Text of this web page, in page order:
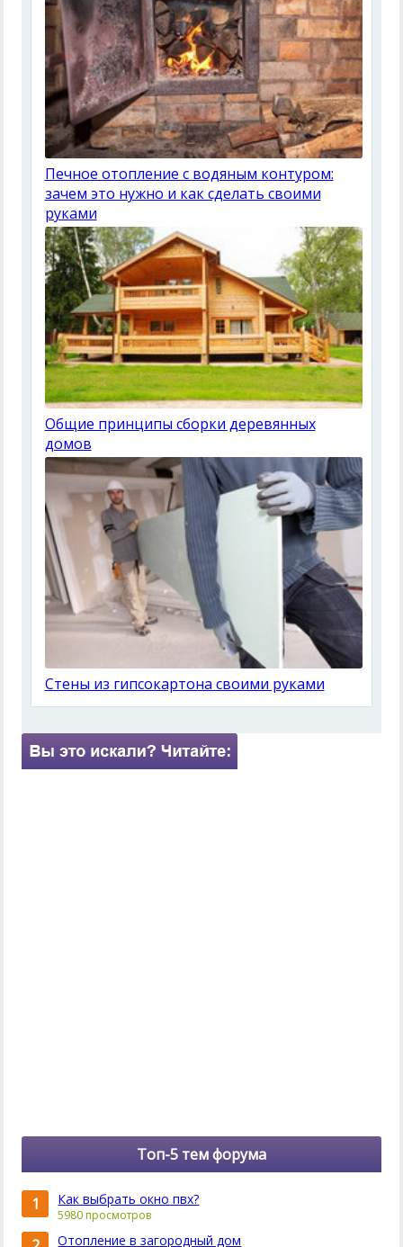
Печное отопление с водяным контуром:
зачем это нужно и как сделать своими
руками
Общие принципы сборки деревянных
домов
Стены из гипсокартона своими руками
Топ-5 тем форума
1 Как выбрать окно пвх?
5980 просмотров
Отопление в загородный дом